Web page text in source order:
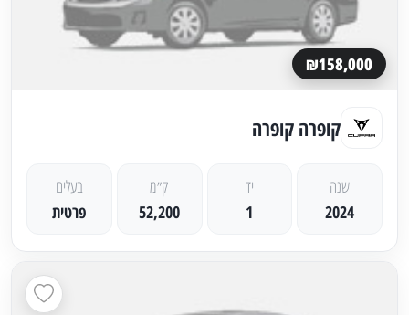
₪158,000
קופרה קופרה
שנה
2024
יד
1
ק״מ
52,200
בעלים
פרטית